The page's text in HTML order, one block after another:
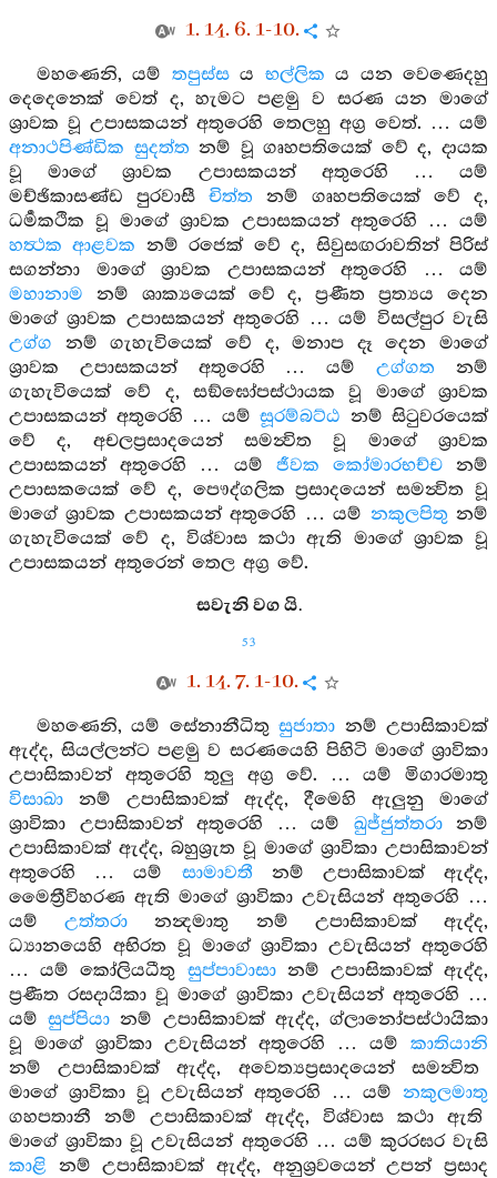
1. 14. 6. 1-10.
මහණෙනි, යම් තපුස්සය භල්ලික ය යන වෙණෙදහු
දෙදෙනෙක් වෙත් ද, හැමට පළමු ව සරණ යන මාගේ
ශ්‍රාවක වූ උපාසකයන් අතුරෙහි තෙලහු අග්‍ර වෙත්. … යම්
අනාථපිණ්ඩික සුදත්ත නම් වූ ගෘහපතියෙක් වේ ද, දායක
වූ මාගේ ශ්‍රාවක උපාසකයන් අතුරෙහි … යම්
මච්ඡිකාසණ්ඩ පුරවාසී චිත්ත නම් ගෘහපතියෙක් වේ ද,
ධර්‍මකථික වූ මාගේ ශ්‍රාවක උපාසකයන් අතුරෙහි … යම්
හත්‍ථක ආළවක නම් රජෙක් වේ ද, සිවුසඟරාවතින් පිරිස්
සගන්නා මාගේ ශ්‍රාවක උපාසකයන් අතුරෙහි … යම්
මහානාම නම් ශාක්‍යයෙක් වේ ද, ප්‍රණීත ප්‍රත්‍යය දෙන
මාගේ ශ්‍රාවක උපාසකයන් අතුරෙහි … යම් විසල්පුර වැසි
උග්ග නම් ගැහැවියෙක් වේ ද, මනාප දෑ දෙන මාගේ
ශ්‍රාවක උපාසකයන් අතුරෙහි … යම්උග්ගත නම්
ගැහැවියෙක් වේ ද, සඞ්ඝෝපස්ථායක වූ මාගේ ශ්‍රාවක
උපාසකයන් අතුරෙහි … යම් සූරම්බට්ඨ නම් සිටුවරයෙක්
වේ ද, අචලප්‍රසාදයෙන් සමන්‍විත වූ මාගේ ශ්‍රාවක
උපාසකයන් අතුරෙහි … යම් ජීවක කෝමාරභච්චනම්
උපාසකයෙක් වේ ද, පෞද්ගලික ප්‍රසාදයෙන් සමන්‍විත වූ
මාගේ ශ්‍රාවක උපාසකයන් අතුරෙහි … යම් නකුලපිතු නම්
ගැහැවියෙක් වේ ද, විශ්වාස කථා ඇති මාගේ ශ්‍රාවක වූ
උපාසකයන් අතුරෙන් තෙල අග්‍ර වේ.
සවැනි වග යි.
53
1. 14. 7. 1-10.
මහණෙනි, යම් සේනානීධිතුසුජාතා නම් උපාසිකාවක්
ඇද්ද, සියල්ලන්ට පළමු ව සරණයෙහි පිහිටි මාගේ ශ්‍රාවිකා
උපාසිකාවන් අතුරෙහි තුලු අග්‍ර වේ. … යම් මිගාරමාතු
විසාඛා නම් උපාසිකාවක් ඇද්ද, දීමෙහි ඇලුනු මාගේ
ශ්‍රාවිකා උපාසිකාවන් අතුරෙහි … යම් ඛුජ්ජුත්තරානම්
උපාසිකාවක් ඇද්ද, බහුශ්‍රුත වූ මාගේ ශ්‍රාවිකා උපාසිකාවන්
අතුරෙහි … යම් සාමාවතී නම් උපාසිකාවක් ඇද්ද,
මෛත්‍රීවිහරණ ඇති මාගේ ශ්‍රාවිකා උවැසියන් අතුරෙහි …
යම්උත්තරා නන්‍දමාතු නම් උපාසිකාවක් ඇද්ද,
ධ්‍යානයෙහි අභිරත වූ මාගේ ශ්‍රාවිකා උවැසියන් අතුරෙහි
… යම් කෝලියධීතු සුප්පාවාසානම් උපාසිකාවක් ඇද්ද,
ප්‍රණීත රසදායිකා වූ මාගේ ශ්‍රාවිකා උවැසියන් අතුරෙහි …
යම්සුප්පියා නම් උපාසිකාවක් ඇද්ද, ග්ලානෝපස්ථායිකා
වූ මාගේ ශ්‍රාවිකා උවැසියන් අතුරෙහි … යම් කාතියානි
නම් උපාසිකාවක් ඇද්ද, අවෙත්‍යප්‍රසාදයෙන් සමන්‍විත
මාගේ ශ්‍රාවිකා වූ උවැසියන් අතුරෙහි … යම් නකුලමාතු
ගහපතානී නම් උපාසිකාවක් ඇද්ද, විශ්වාස කථා ඇති
මාගේ ශ්‍රාවිකා වූ උවැසියන් අතුරෙහි … යම් කුරරඝර වැසි
කාළි නම් උපාසිකාවක් ඇද්ද, අනුශ්‍රවයෙන් උපන් ප්‍රසාද